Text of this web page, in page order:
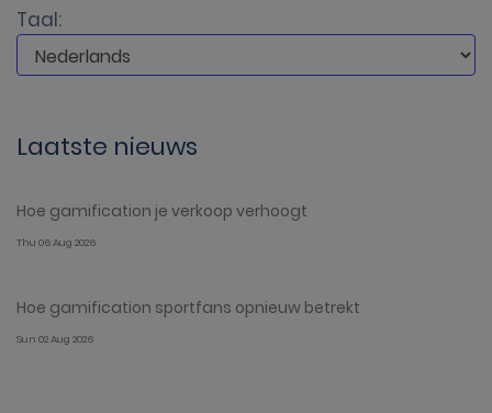
Taal:
Laatste nieuws
Hoe gamification je verkoop verhoogt
Thu 06 Aug 2026
Hoe gamification sportfans opnieuw betrekt
Sun 02 Aug 2026